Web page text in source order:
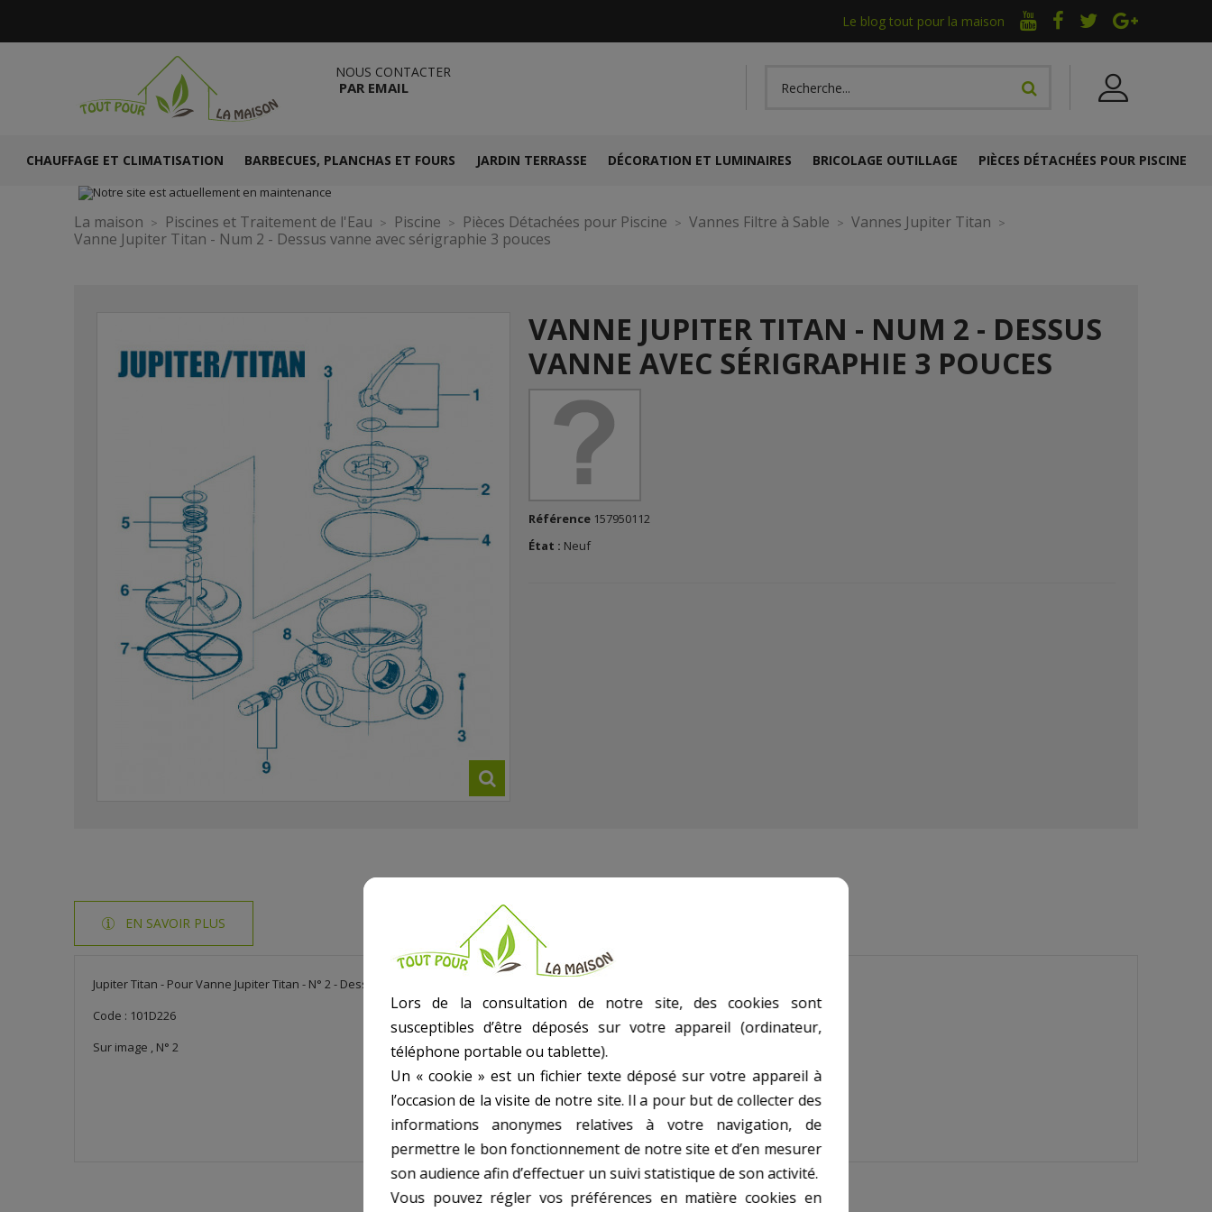
Le blog tout pour la maison
NOUS CONTACTER
PAR EMAIL
CHAUFFAGE ET CLIMATISATION BARBECUES, PLANCHAS ET FOURS JARDIN TERRASSE DÉCORATION ET LUMINAIRES BRICOLAGE OUTILLAGE PIÈCES DÉTACHÉES POUR PISCINE
La maison Piscines et Traitement de l'Eau Piscine Pièces Détachées pour Piscine Vannes Filtre à Sable
Vannes Jupiter Titan
Vanne Jupiter Titan - Num 2 - Dessus vanne avec sérigraphie 3 pouces
VANNE JUPITER TITAN - NUM 2 - DESSUS
VANNE AVEC SÉRIGRAPHIE 3 POUCES
Référence 157950112
État : Neuf
EN SAVOIR PLUS
Jupiter Titan - Pour Vanne Jupiter Titan - N° 2 - Dessus vanne avec sérigraphie 3 pouces
Code : 101D226
Sur image , N° 2
Lors de la consultation de notre site, des cookies sont
susceptibles d’être déposés sur votre appareil (ordinateur,
téléphone portable ou tablette).
Un « cookie » est un fichier texte déposé sur votre appareil à
l’occasion de la visite de notre site. Il a pour but de collecter des
informations anonymes relatives à votre navigation, de
permettre le bon fonctionnement de notre site et d’en mesurer
son audience afin d’effectuer un suivi statistique de son activité.
Vous pouvez régler vos préférences en matière cookies en